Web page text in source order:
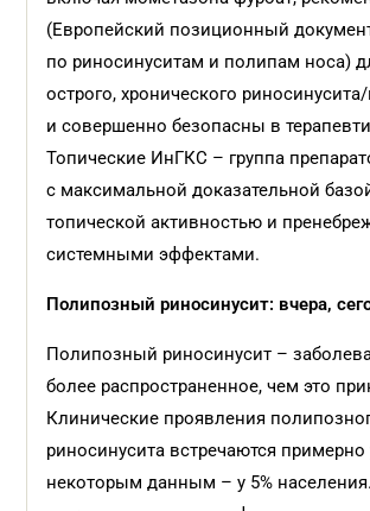
(Европейский позиционный
по риносинуситам и полипам носа)
острого, хронического
и совершенно безопасны в
Топические ИнГКС – группа
с максимальной доказательной
топической активностью и
системными эффектами.
Полипозный риносинусит: вчера,
Полипозный риносинусит –
более распространенное, чем это
Клинические проявления
риносинусита встречаются примерно
некоторым данным – у 5%